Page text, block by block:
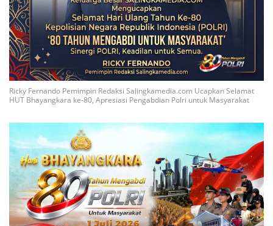
Ricky Fernando Pemimpin Redaksi Salingkamedia.com Ucapkan Selamat
HUT Bhayangkara ke-80, Apresiasi Pengabdian Polri untuk Masyarakat